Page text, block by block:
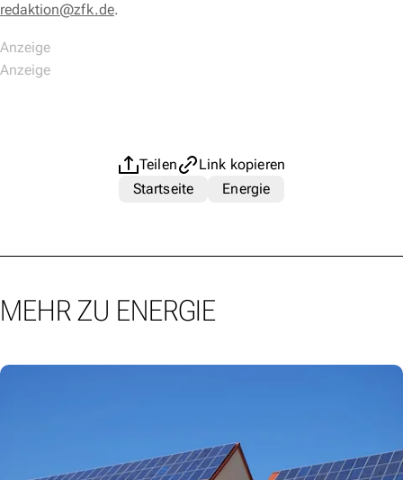
redaktion@zfk.de.
Teilen
Link kopieren
Startseite
Energie
MEHR ZU ENERGIE